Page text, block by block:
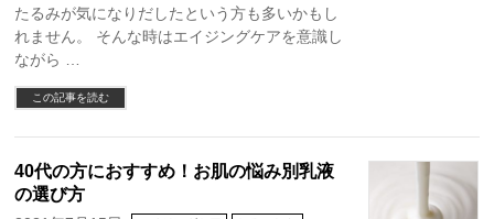
たるみが気になりだしたという方も多いかもし
れません。 そんな時はエイジングケアを意識し
ながら …
この記事を読む
40代の方におすすめ！お肌の悩み別乳液
の選び方